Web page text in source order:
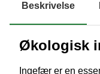
Beskrivelse
Økologisk
Ingefær er en